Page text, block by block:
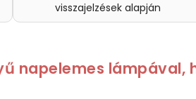
visszajelzések alapján
napelemes lámpával,